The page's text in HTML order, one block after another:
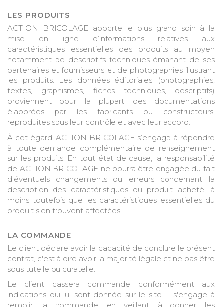
LES PRODUITS
ACTION BRICOLAGE apporte le plus grand soin à la
mise en ligne d’informations relatives aux
caractéristiques essentielles des produits au moyen
notamment de descriptifs techniques émanant de ses
partenaires et fournisseurs et de photographies illustrant
les produits. Les données éditoriales (photographies,
textes, graphismes, fiches techniques, descriptifs)
proviennent pour la plupart des documentations
élaborées par les fabricants ou constructeurs,
reproduites sous leur contrôle et avec leur accord.
À cet égard, ACTION BRICOLAGE s’engage à répondre
à toute demande complémentaire de renseignement
sur les produits. En tout état de cause, la responsabilité
de ACTION BRICOLAGE ne pourra être engagée du fait
d'éventuels changements ou erreurs concernant la
description des caractéristiques du produit acheté, à
moins toutefois que les caractéristiques essentielles du
produit s’en trouvent affectées.
LA COMMANDE
Le client déclare avoir la capacité de conclure le présent
contrat, c'est à dire avoir la majorité légale et ne pas être
sous tutelle ou curatelle.
Le client passera commande conformément aux
indications qui lui sont donnée sur le site. Il s'engage à
remplir la commande en veillant à donner les